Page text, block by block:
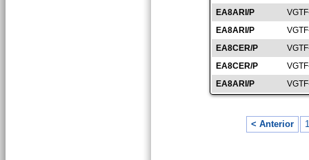
EA8ARI/P
EA8ARI/P
EA8CER/P
EA8CER/P
EA8ARI/P
< Anterior 1